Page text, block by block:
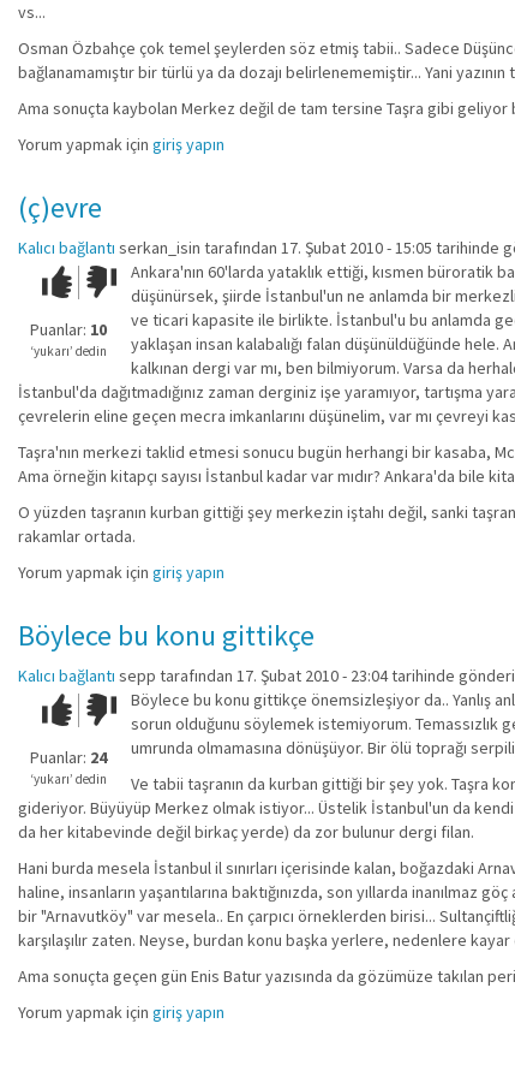
vs...
Osman Özbahçe çok temel şeylerden söz etmiş tabii.. Sadece
bağlanamamıştır bir türlü ya da dozajı belirlenememiştir... Yani yazının
Ama sonuçta kaybolan Merkez değil de tam tersine Taşra gibi geliyor
Yorum yapmak için giriş yapın
(ç)evre
Kalıcı bağlantı serkan_isin tarafından 17. Şubat 2010 - 15:05 tarihinde
Çok iyi!O
kadar
iyi
değil!
Puanlar: 10
‘yukarı’ dedin
Ankara'nın 60'larda yataklık ettiği, kısmen büroratik
düşünürsek, şiirde İstanbul'un ne anlamda bir
ve ticari kapasite ile birlikte. İstanbul'u bu anlamda
yaklaşan insan kalabalığı falan düşünüldüğünde
kalkınan dergi var mı, ben bilmiyorum. Varsa da
İstanbul'da dağıtmadığınız zaman derginiz işe yaramıyor, tartışma
çevrelerin eline geçen mecra imkanlarını düşünelim, var mı çevreyi
Taşra'nın merkezi taklid etmesi sonucu bugün herhangi bir kasaba,
Ama örneğin kitapçı sayısı İstanbul kadar var mıdır? Ankara'da bile
O yüzden taşranın kurban gittiği şey merkezin iştahı değil, sanki
rakamlar ortada.
Yorum yapmak için giriş yapın
Böylece bu konu gittikçe
Kalıcı bağlantı sepp tarafından 17. Şubat 2010 - 23:04 tarihinde
Çok iyi!O
kadar
iyi
değil!
Puanlar: 24
‘yukarı’ dedin
Böylece bu konu gittikçe önemsizleşiyor da.. Yanlış
sorun olduğunu söylemek istemiyorum. Temassızlık
umrunda olmamasına dönüşüyor. Bir ölü toprağı
Ve tabii taşranın da kurban gittiği bir şey yok. Taşra
gideriyor. Büyüyüp Merkez olmak istiyor... Üstelik İstanbul'un da
da her kitabevinde değil birkaç yerde) da zor bulunur dergi filan.
Hani burda mesela İstanbul il sınırları içerisinde kalan, boğazdaki
haline, insanların yaşantılarına baktığınızda, son yıllarda inanılmaz
bir "Arnavutköy" var mesela.. En çarpıcı örneklerden birisi...
karşılaşılır zaten. Neyse, burdan konu başka yerlere, nedenlere
Ama sonuçta geçen gün Enis Batur yazısında da gözümüze takılan
Yorum yapmak için giriş yapın